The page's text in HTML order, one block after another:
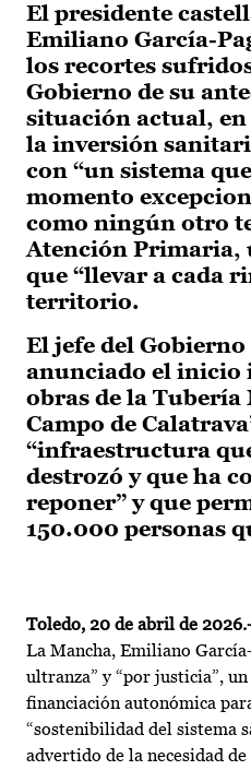
El presidente
Emiliano García-
los recortes
Gobierno de su
situación actual,
la inversión
con “un sistema
momento
como ningún otro
Atención Primaria,
que “llevar a cada
territorio.
El jefe del
anunciado el inicio
obras de la Tubería
Campo de
“infraestructura
destrozó y que ha
reponer” y que
150.000 personas
Toledo, 20 de abril de
La Mancha, Emiliano
ultranza” y “por justicia”,
financiación autonómica
“sostenibilidad del sistema
advertido de la necesidad